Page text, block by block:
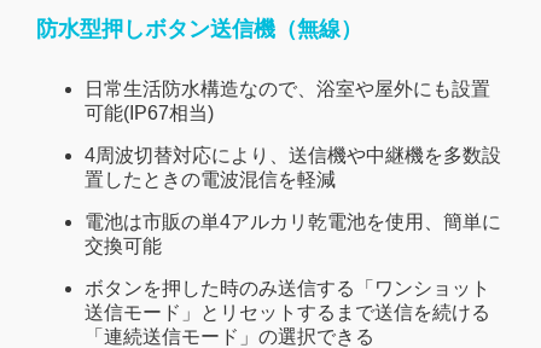
防水型押しボタン送信機（無線）
日常生活防水構造なので、浴室や屋外にも設置
可能(IP67相当)
4周波切替対応により、送信機や中継機を多数設
置したときの電波混信を軽減
電池は市販の単4アルカリ乾電池を使用、簡単に
交換可能
ボタンを押した時のみ送信する「ワンショット
送信モード」とリセットするまで送信を続ける
「連続送信モード」の選択できる